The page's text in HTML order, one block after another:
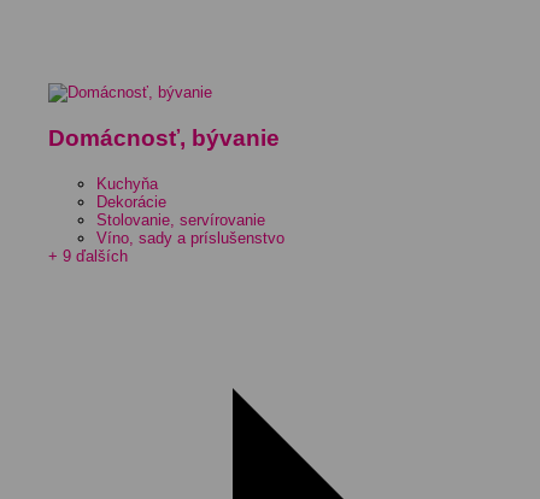
Domácnosť, bývanie
Kuchyňa
Dekorácie
Stolovanie, servírovanie
Víno, sady a príslušenstvo
+ 9 ďalších